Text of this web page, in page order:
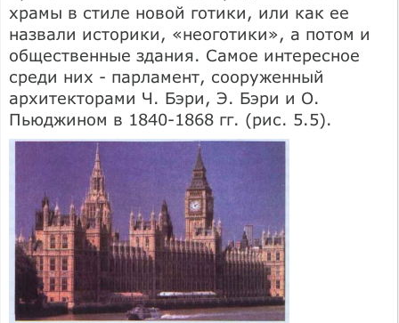
храмы в стиле новой готики, или как ее
назвали историки, «неоготики», а потом и
общественные здания. Самое интересное
среди них - парламент, сооруженный
архитекторами Ч. Бэри, Э. Бэри и О.
Пьюджином в 1840-1868 гг. (рис. 5.5).